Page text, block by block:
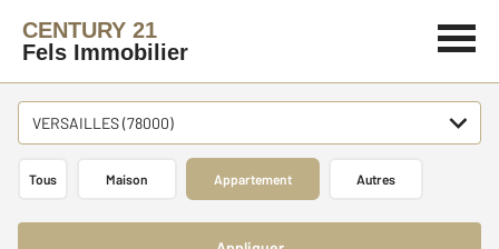
CENTURY 21
Fels Immobilier
VERSAILLES (78000)
Tous Maison Appartement Autres